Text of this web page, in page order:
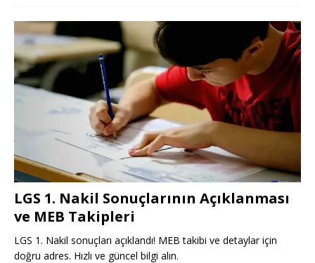
LGS 1. Nakil Sonuçlarının Açıklanması
ve MEB Takipleri
LGS 1. Nakil sonuçları açıklandı! MEB takibi ve detaylar için
doğru adres. Hızlı ve güncel bilgi alın.